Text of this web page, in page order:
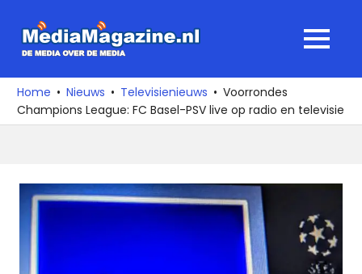
naar
media
over
de
MENU
Home Nieuws Televisienieuws
Voorrondes
Champions League: FC Basel-PSV live op radio en televisie